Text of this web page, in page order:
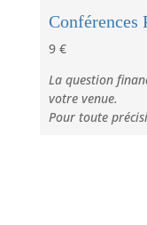
Conférences
9 €
La question
votre venue.
Pour toute